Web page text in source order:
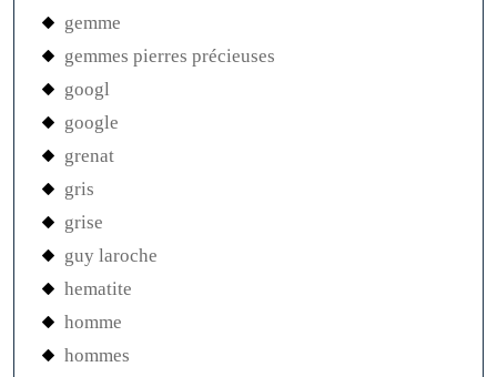
gemme
gemmes pierres précieuses
googl
google
grenat
gris
grise
guy laroche
hematite
homme
hommes